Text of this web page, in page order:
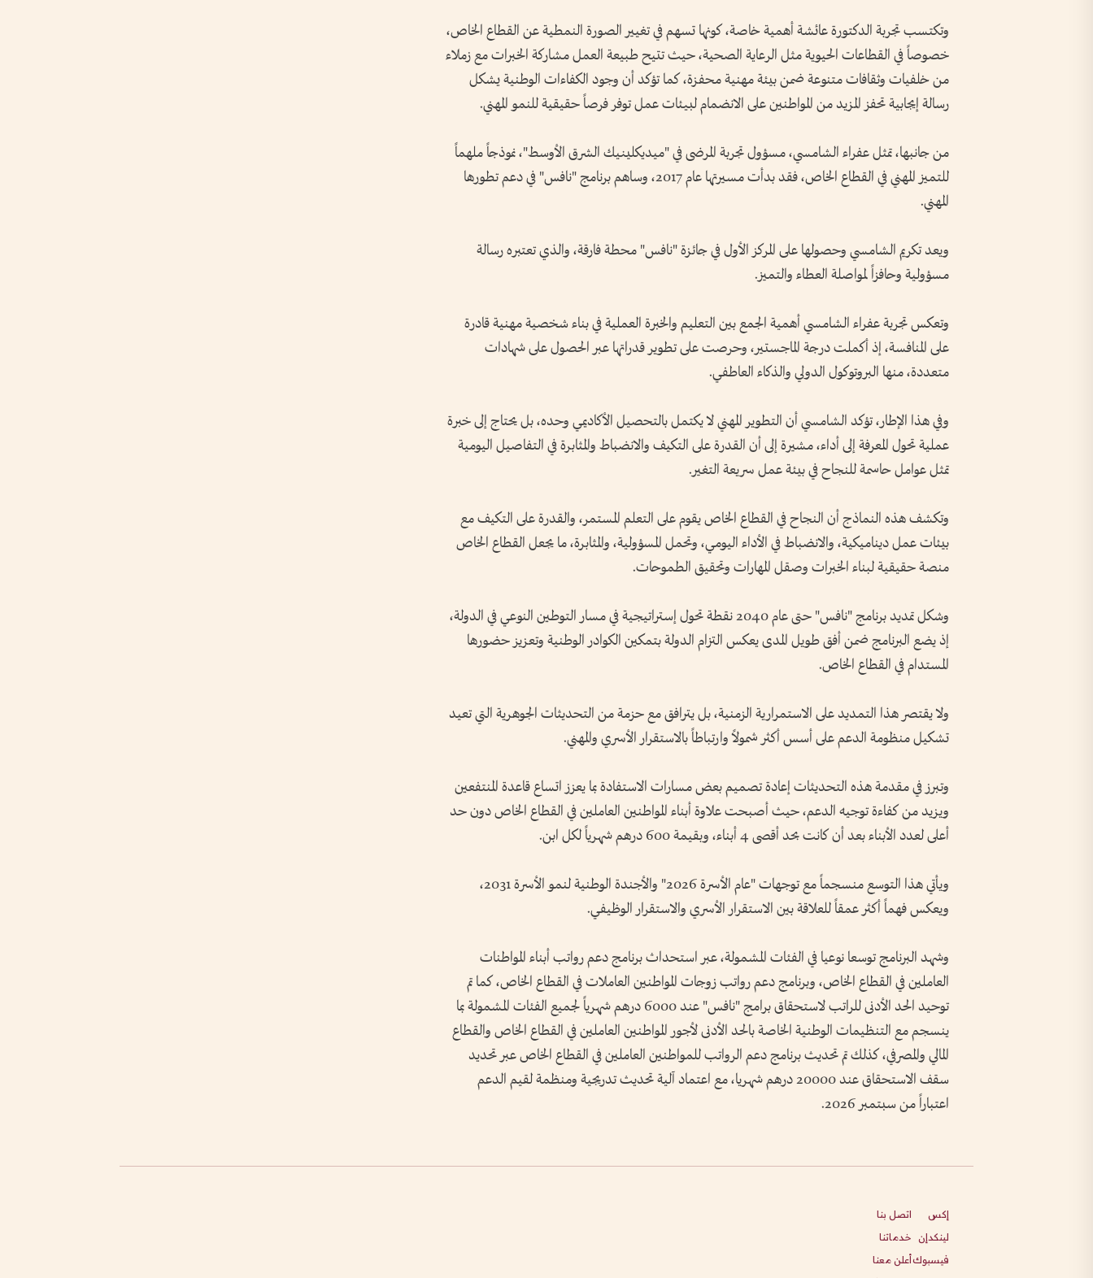
وتكتسب تجربة الدكتورة عائشة أهمية خاصة، كونها تسهم في تغيير الصورة النمطية عن القطاع الخاص،
خصوصاً في القطاعات الحيوية مثل الرعاية الصحية، حيث تتيح طبيعة العمل مشاركة الخبرات مع زملاء
من خلفيات وثقافات متنوعة ضمن بيئة مهنية محفزة، كما تؤكد أن وجود الكفاءات الوطنية يشكل
رسالة إيجابية تحفز المزيد من المواطنين على الانضمام لبيئات عمل توفر فرصاً حقيقية للنمو المهني.
من جانبها، تمثل عفراء الشامسي، مسؤول تجربة المرضى في "ميديكلينيك الشرق الأوسط"، نموذجاً ملهماً
للتميز المهني في القطاع الخاص، فقد بدأت مسيرتها عام 2017، وساهم برنامج "نافس" في دعم تطورها
المهني.
ويعد تكريم الشامسي وحصولها على المركز الأول في جائزة "نافس" محطة فارقة، والذي تعتبره رسالة
مسؤولية وحافزاً لمواصلة العطاء والتميز.
وتعكس تجربة عفراء الشامسي أهمية الجمع بين التعليم والخبرة العملية في بناء شخصية مهنية قادرة
على المنافسة، إذ أكملت درجة الماجستير، وحرصت على تطوير قدراتها عبر الحصول على شهادات
متعددة، منها البروتوكول الدولي والذكاء العاطفي.
وفي هذا الإطار، تؤكد الشامسي أن التطوير المهني لا يكتمل بالتحصيل الأكاديمي وحده، بل يحتاج إلى خبرة
عملية تحول المعرفة إلى أداء، مشيرة إلى أن القدرة على التكيف والانضباط والمثابرة في التفاصيل اليومية
تمثل عوامل حاسمة للنجاح في بيئة عمل سريعة التغير.
وتكشف هذه النماذج أن النجاح في القطاع الخاص يقوم على التعلم المستمر، والقدرة على التكيف مع
بيئات عمل ديناميكية، والانضباط في الأداء اليومي، وتحمل المسؤولية، والمثابرة، ما يجعل القطاع الخاص
منصة حقيقية لبناء الخبرات وصقل المهارات وتحقيق الطموحات.
وشكل تمديد برنامج "نافس" حتى عام 2040 نقطة تحول إستراتيجية في مسار التوطين النوعي في الدولة،
إذ يضع البرنامج ضمن أفق طويل المدى يعكس التزام الدولة بتمكين الكوادر الوطنية وتعزيز حضورها
المستدام في القطاع الخاص.
ولا يقتصر هذا التمديد على الاستمرارية الزمنية، بل يترافق مع حزمة من التحديثات الجوهرية التي تعيد
تشكيل منظومة الدعم على أسس أكثر شمولاً وارتباطاً بالاستقرار الأسري والمهني.
وتبرز في مقدمة هذه التحديثات إعادة تصميم بعض مسارات الاستفادة بما يعزز اتساع قاعدة المنتفعين
ويزيد من كفاءة توجيه الدعم، حيث أصبحت علاوة أبناء المواطنين العاملين في القطاع الخاص دون حد
أعلى لعدد الأبناء بعد أن كانت بحد أقصى 4 أبناء، وبقيمة 600 درهم شهرياً لكل ابن.
ويأتي هذا التوسع منسجماً مع توجهات "عام الأسرة 2026" والأجندة الوطنية لنمو الأسرة 2031،
ويعكس فهماً أكثر عمقاً للعلاقة بين الاستقرار الأسري والاستقرار الوظيفي.
وشهد البرنامج توسعا نوعيا في الفئات المشمولة، عبر استحداث برنامج دعم رواتب أبناء المواطنات
العاملين في القطاع الخاص، وبرنامج دعم رواتب زوجات المواطنين العاملات في القطاع الخاص، كما تم
توحيد الحد الأدنى للراتب لاستحقاق برامج "نافس" عند 6000 درهم شهرياً لجميع الفئات المشمولة بما
ينسجم مع التنظيمات الوطنية الخاصة بالحد الأدنى لأجور المواطنين العاملين في القطاع الخاص والقطاع
المالي والمصرفي، كذلك تم تحديث برنامج دعم الرواتب للمواطنين العاملين في القطاع الخاص عبر تحديد
سقف الاستحقاق عند 20000 درهم شهريا، مع اعتماد آلية تحديث تدريجية ومنظمة لقيم الدعم
اعتباراً من سبتمبر 2026.
إكس
لينكدإن
فيسبوك
اتصل بنا
خدماتنا
أعلن معنا